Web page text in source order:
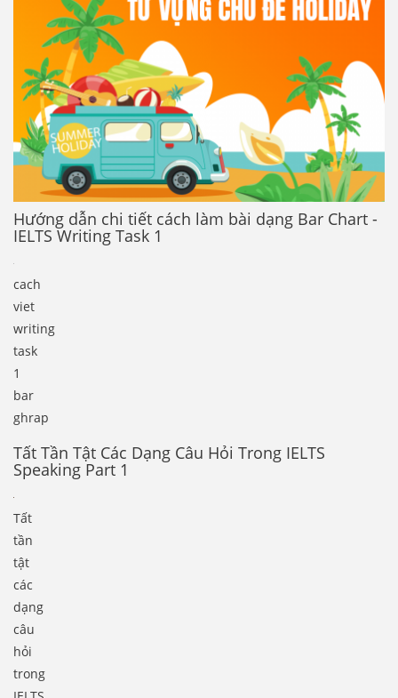
Hướng dẫn chi tiết cách làm bài dạng Bar Chart -
IELTS Writing Task 1
cach
viet
writing
task
1
bar
ghrap
Tất Tần Tật Các Dạng Câu Hỏi Trong IELTS
Speaking Part 1
Tất
tần
tật
các
dạng
câu
hỏi
trong